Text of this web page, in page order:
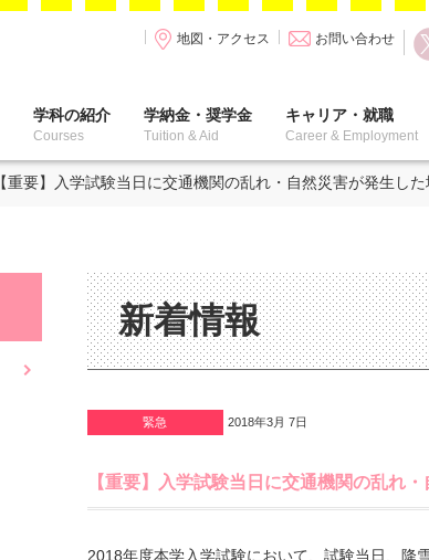
地図・アクセス
お問い合わせ
学科の紹介
Courses
学納金・奨学金
Tuition & Aid
キャリア・就職
Career & Employment
【重要】入学試験当日に交通機関の乱れ・自然災害が発生した
新着情報
緊急 2018年3月 7日
【重要】入学試験当日に交通機関の乱れ
2018年度本学入学試験において、試験当日、降